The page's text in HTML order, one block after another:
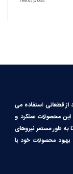
از قطعاتی استفاده می
این محصولات عملکرد و
به طور مستمر نیروهای
محصولات خود با